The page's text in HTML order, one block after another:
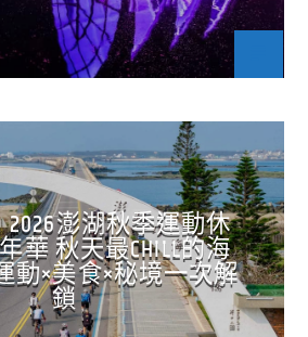
澎湖秋季運動休
華 秋天最CHILL的海
動×美食×秘境一次解
鎖